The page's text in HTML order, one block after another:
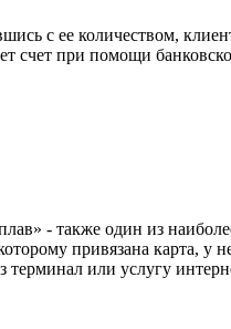
с ее количеством,
счет при помощи
- также один из
привязана карта,
терминал или услугу